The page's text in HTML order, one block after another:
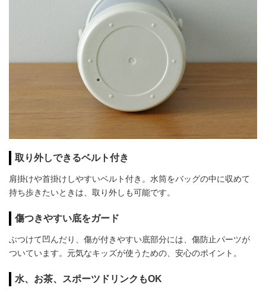
取り外しできるベルト付き
肩掛けや首掛けしやすいベルト付き。水筒をバッグの中に収めて
持ち歩きたいときは、取り外しも可能です。
傷つきやすい底をガード
ぶつけて凹んだり、傷が付きやすい底部分には、傷防止パーツが
ついています。元気なキッズが使うための、安心のポイント。
水、お茶、スポーツドリンクもOK